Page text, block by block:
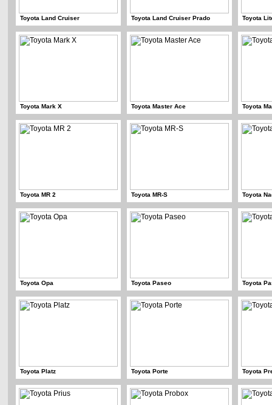
Toyota Land Cruiser Toyota Land Cruiser Prado Toyota
Toyota Mark X Toyota Master Ace Toyota
Toyota MR 2 Toyota MR-S Toyota
Toyota Opa Toyota Paseo Toyota
Toyota Platz Toyota Porte Toyota